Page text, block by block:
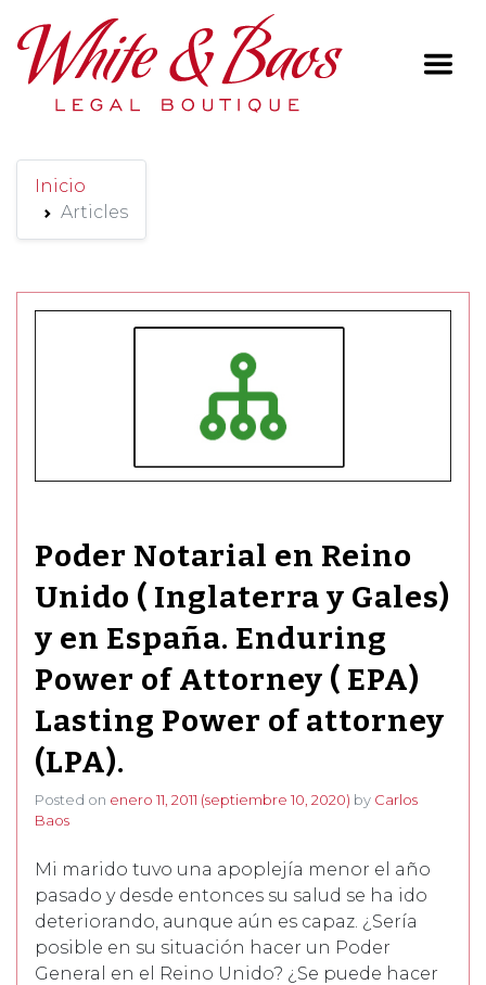
Main Navigation
Inicio
Articles
Poder Notarial en Reino
Unido ( Inglaterra y Gales)
y en España. Enduring
Power of Attorney ( EPA)
Lasting Power of attorney
(LPA).
Posted on enero 11, 2011 (septiembre 10, 2020) by Carlos
Baos
Mi marido tuvo una apoplejía menor el año
pasado y desde entonces su salud se ha ido
deteriorando, aunque aún es capaz. ¿Sería
posible en su situación hacer un Poder
General en el Reino Unido? ¿Se puede hacer